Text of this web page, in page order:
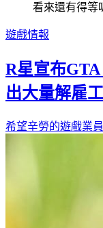
看來還有得等
遊戲情報
R星宣布
出大量解雇
希望辛勞的遊戲業